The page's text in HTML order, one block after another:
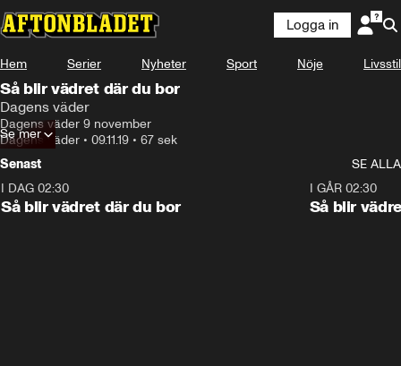
Logga in
Hem Serier Nyheter Sport Nöje Livsstil
Så blir vädret där du bor
Dagens väder
Dagens väder 9 november
Dagens väder • 09.11.19 • 67 sek
Se mer
Senast
SE ALLA
I DAG 02:30
Så blir vädret där du bor
I GÅR 02:30
Så blir